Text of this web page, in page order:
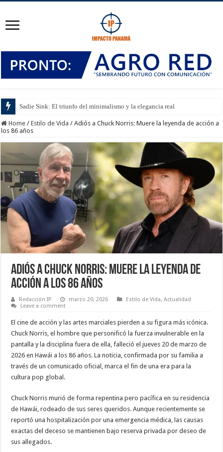
Sadie Sink: El triunfo del minimalismo y la elegancia real
Home / Estilo de Vida / Adiós a Chuck Norris: Muere la leyenda de acción a
los 86 años
Adiós a Chuck Norris: Muere la leyenda de
acción a los 86 años
Redacción IP marzo 20, 2026 Estilo de Vida,Actualidad
Leave a comment
El cine de acción y las artes marciales pierden a su figura más icónica.
Chuck Norris, el hombre que personificó la fuerza invulnerable en la
pantalla y la disciplina fuera de ella, falleció el jueves 20 de marzo de
2026 en Hawái a los 86 años. La noticia, confirmada por su familia a
través de un comunicado oficial, marca el fin de una era para la
cultura pop global.
Chuck Norris murió de forma repentina pero pacífica en su residencia
de Hawái, rodeado de sus seres queridos. Aunque recientemente se
reportó una hospitalización por una emergencia médica, las causas
exactas del deceso se mantienen bajo reserva privada por deseo de
sus allegados.